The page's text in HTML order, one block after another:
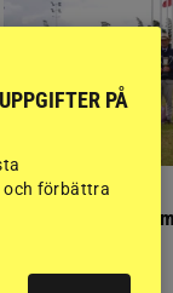
GÄSTBLOGGEN
Finaldag med
PÅ
och förbättra